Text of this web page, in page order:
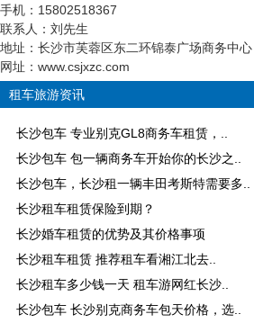
手机：15802518367
联系人：刘先生
地址：长沙市芙蓉区东二环锦泰广场商务中心
网址：www.csjxzc.com
租车旅游资讯
长沙包车 专业别克GL8商务车租赁，..
长沙包车 包一辆商务车开始你的长沙之..
长沙包车，长沙租一辆丰田考斯特需要多..
长沙租车租赁保险到期？
长沙婚车租赁的优势及其价格事项
长沙租车租赁 推荐租车看湘江北去..
长沙租车多少钱一天 租车游网红长沙..
长沙包车 长沙别克商务车包天价格，选..